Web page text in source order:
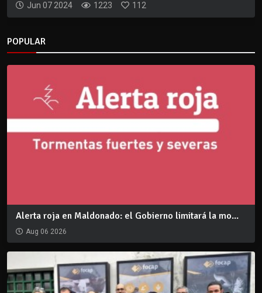
Jun 07 2024 1223 112
POPULAR
Alerta roja en Maldonado: el Gobierno limitará la mo...
Aug 06 2026